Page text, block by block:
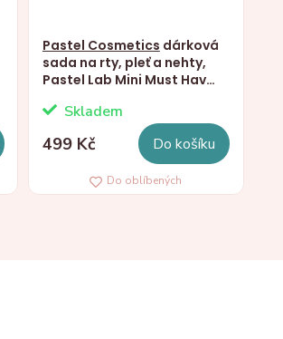
Pastel Cosmetics dárková
sada na rty, pleť a nehty,
Pastel Lab Mini Must Have
Skladem
499 Kč Do košíku
Do oblíbených